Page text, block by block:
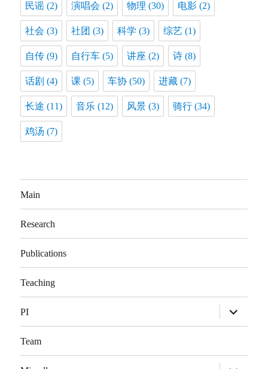
民谣 (2) 演唱会 (2) 物理 (30) 电影 (2)
社会 (3) 社团 (3) 科学 (3) 综艺 (1)
自传 (9) 自行车 (5) 讲座 (2) 诗 (8)
话剧 (4) 课 (5) 车协 (50) 进藏 (7)
长途 (11) 音乐 (12) 风景 (3) 骑行 (34)
鸡汤 (7)
Main
Research
Publications
Teaching
PI
开
子
Team